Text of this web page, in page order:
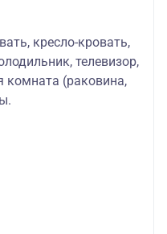
кресло-кровать,
телевизор,
комната (раковина,